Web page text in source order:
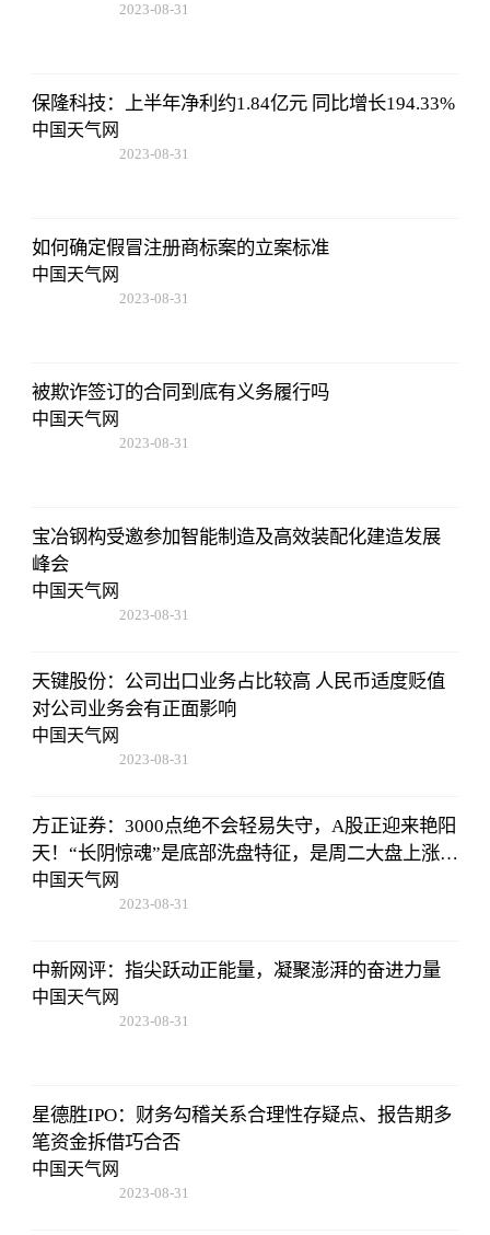
2023-08-31
保隆科技：上半年净利约1.84亿元 同比增长194.33%
中国天气网
2023-08-31
如何确定假冒注册商标案的立案标准
中国天气网
2023-08-31
被欺诈签订的合同到底有义务履行吗
中国天气网
2023-08-31
宝冶钢构受邀参加智能制造及高效装配化建造发展
峰会
中国天气网
2023-08-31
天键股份：公司出口业务占比较高 人民币适度贬值
对公司业务会有正面影响
中国天气网
2023-08-31
方正证券：3000点绝不会轻易失守，A股正迎来艳阳
天！“长阴惊魂”是底部洗盘特征，是周二大盘上涨的
原因
中国天气网
2023-08-31
中新网评：指尖跃动正能量，凝聚澎湃的奋进力量
中国天气网
2023-08-31
星德胜IPO：财务勾稽关系合理性存疑点、报告期多
笔资金拆借巧合否
中国天气网
2023-08-31